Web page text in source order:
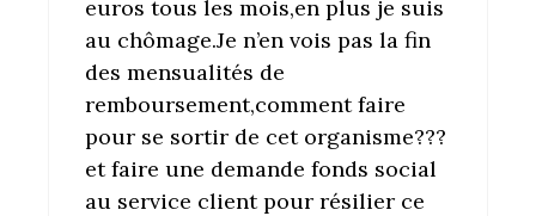
euros tous les mois,en plus je suis
au chômage.Je n’en vois pas la fin
des mensualités de
remboursement,comment faire
pour se sortir de cet organisme???
et faire une demande fonds social
au service client pour résilier ce